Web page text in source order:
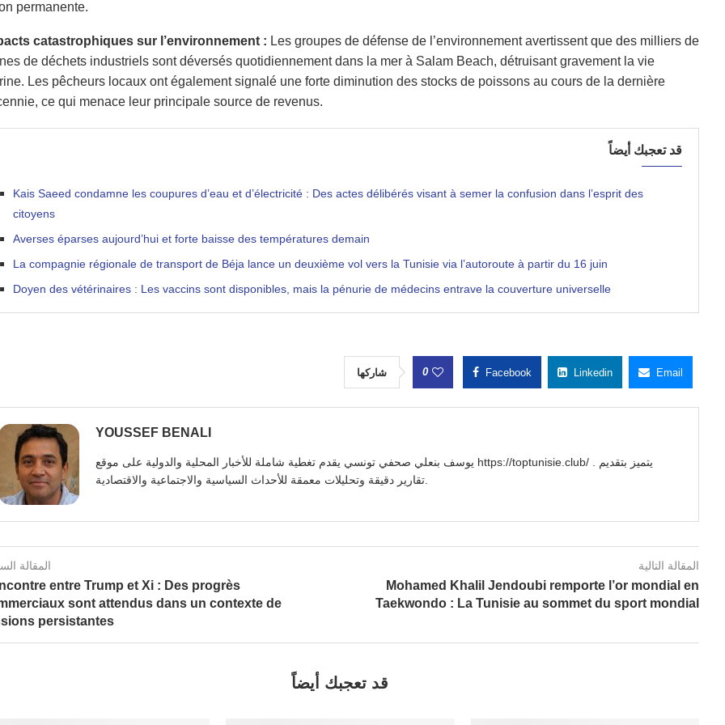
permanente.
catastrophiques sur l’environnement : Les groupes de défense de l’environnement avertissent que des milliers de
de déchets industriels sont déversés quotidiennement dans la mer à Salam Beach, détruisant gravement la vie
Les pêcheurs locaux ont également signalé une forte diminution des stocks de poissons au cours de la dernière
ce qui menace leur principale source de revenus.
قد تعجبك أيضاً
Kais Saeed condamne les coupures d’eau et d’électricité : Des actes délibérés visant à semer la confusion dans l’esprit des
citoyens
Averses éparses aujourd’hui et forte baisse des températures demain
La compagnie régionale de transport de Béja lance un deuxième vol vers la Tunisie via l’autoroute à partir du 16 juin
Doyen des vétérinaires : Les vaccins sont disponibles, mais la pénurie de médecins entrave la couverture universelle
شاركها 0 Facebook Linkedin Email
YOUSSEF BENALI
يوسف بنعلي صحفي تونسي يقدم تغطية شاملة للأخبار المحلية والدولية على موقع https://toptunisie.club/ . يتميز بتقديم
تقارير دقيقة وتحليلات معمقة للأحداث السياسية والاجتماعية والاقتصادية.
المقالة
entre Trump et Xi : Des progrès
sont attendus dans un contexte de
persistantes
المقالة التالية
Mohamed Khalil Jendoubi remporte l’or mondial en
Taekwondo : La Tunisie au sommet du sport mondial
قد تعجبك أيضاً